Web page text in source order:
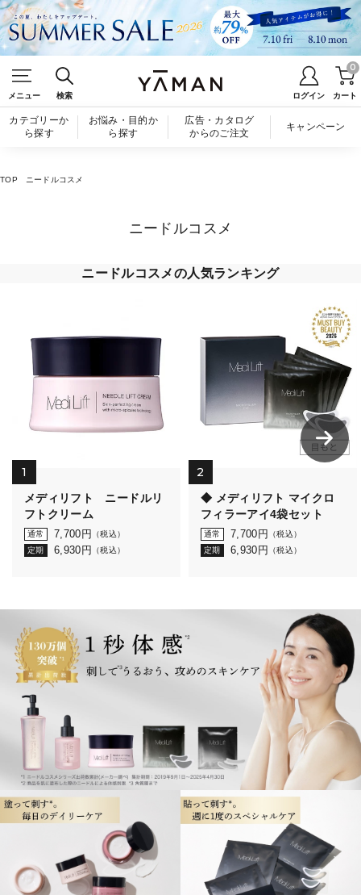
メニュー 検索 ログイン カート
0
カテゴリーか
ら探す
お悩み・目的か
ら探す
広告・カタログ
からのご注文
キャンペーン
TOP ニードルコスメ
ニードルコスメ
ニードルコスメの人気ランキング
1
メディリフト ニードルリ
フトクリーム
通常 7,700 円
（税込）
定期
6,930 円 （税込）
2
◆ メディリフト マイクロ
フィラーアイ4袋セット
通常 7,700 円
（税込）
定期
6,930 円 （税込）